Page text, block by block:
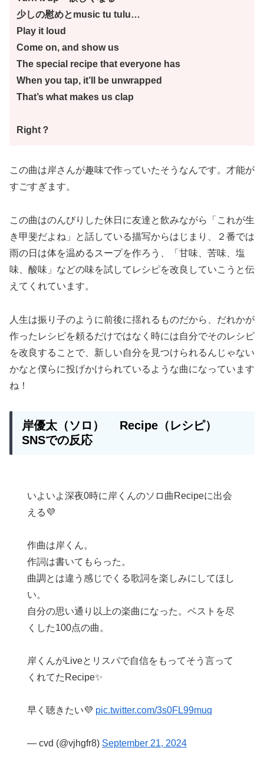
少しの慰めとmusic tu tulu…
Play it loud
Come on, and show us
The special recipe that everyone has
When you tap, it’ll be unwrapped
That’s what makes us clap
Right？
この曲は岸さんが趣味で作っていたそうなんです。才能が
すごすぎます。
この曲はのんびりした休日に友達と飲みながら「これが生
き甲斐だよね」と話している描写からはじまり、２番では
雨の日は体を温めるスープを作ろう、「甘味、苦味、塩
味、酸味」などの味を試してレシピを改良していこうと伝
えてくれています。
人生は振り子のように前後に揺れるものだから、だれかが
作ったレシピを頼るだけではなく時には自分でそのレシピ
を改良することで、新しい自分を見つけられるんじゃない
かなと僕らに投げかけられているような曲になっています
ね！
岸優太（ソロ） Recipe （レシピ）
SNSでの反応
いよいよ深夜0時に岸くんのソロ曲Recipeに出会
える💜
作曲は岸くん。
作詞は書いてもらった。
曲調とは違う感じでくる歌詞を楽しみにしてほし
い。
自分の思い通り以上の楽曲になった。ベストを尽
くした100点の曲。
岸くんがLiveとリスパで自信をもってそう言って
くれてたRecipe✨
早く聴きたい💜 pic.twitter.com/3s0FL99muq
— cvd (@vjhgfr8) September 21, 2024